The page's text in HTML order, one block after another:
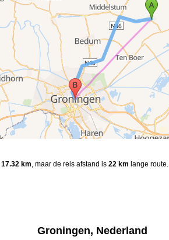
17.32 km, maar de reis afstand is 22 km lange route.
Groningen, Nederland